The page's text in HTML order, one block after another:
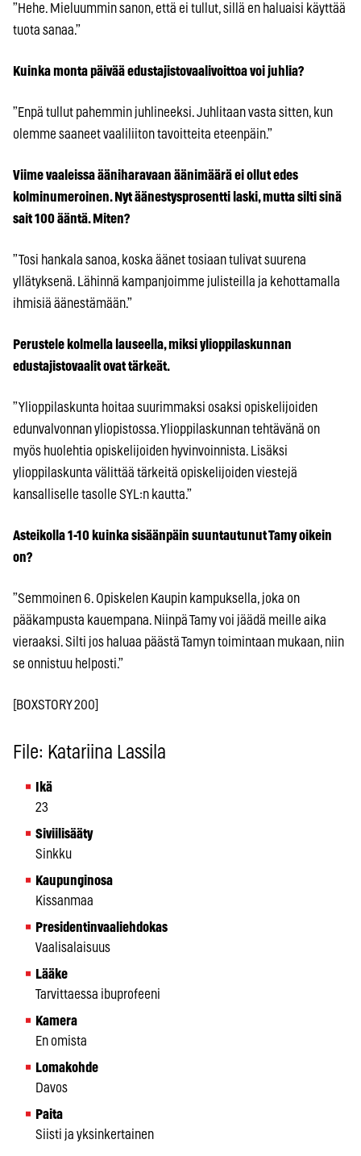
”Hehe. Mieluummin sanon, että ei tullut, sillä en haluaisi käyttää
tuota sanaa.”
Kuinka monta päivää edustajistovaalivoittoa voi juhlia?
”Enpä tullut pahemmin juhlineeksi. Juhlitaan vasta sitten, kun
olemme saaneet vaaliliiton tavoitteita eteenpäin.”
Viime vaaleissa ääniharavaan äänimäärä ei ollut edes
kolminumeroinen. Nyt äänestysprosentti laski, mutta silti sinä
sait 100 ääntä. Miten?
”Tosi hankala sanoa, koska äänet tosiaan tulivat suurena
yllätyksenä. Lähinnä kampanjoimme julisteilla ja kehottamalla
ihmisiä äänestämään.”
Perustele kolmella lauseella, miksi ylioppilaskunnan
edustajistovaalit ovat tärkeät.
”Ylioppilaskunta hoitaa suurimmaksi osaksi opiskelijoiden
edunvalvonnan yliopistossa. Ylioppilaskunnan tehtävänä on
myös huolehtia opiskelijoiden hyvinvoinnista. Lisäksi
ylioppilaskunta välittää tärkeitä opiskelijoiden viestejä
kansalliselle tasolle SYL:n kautta.”
Asteikolla 1-10 kuinka sisäänpäin suuntautunut Tamy oikein
on?
”Semmoinen 6. Opiskelen Kaupin kampuksella, joka on
pääkampusta kauempana. Niinpä Tamy voi jäädä meille aika
vieraaksi. Silti jos haluaa päästä Tamyn toimintaan mukaan, niin
se onnistuu helposti.”
[BOXSTORY 200]
File: Katariina Lassila
Ikä
23
Siviilisääty
Sinkku
Kaupunginosa
Kissanmaa
Presidentinvaaliehdokas
Vaalisalaisuus
Lääke
Tarvittaessa ibuprofeeni
Kamera
En omista
Lomakohde
Davos
Paita
Siisti ja yksinkertainen